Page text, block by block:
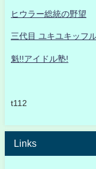
ヒウラー総統の野望
三代目 ユキユキッフ
魁!!アイドル塾!
t112
Links